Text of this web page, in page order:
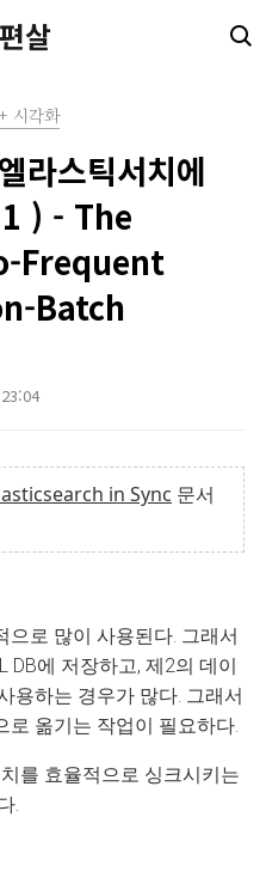
살
시각화
스틱서치에
1 ) - The
Frequent
Batch
in Sync 문서
으로 많이 사용된다. 그래서
DB에 저장하고, 제2의 데이
용하는 경우가 많다. 그래서
로 옮기는 작업이 필요하다.
를 효율적으로 싱크시키는
.